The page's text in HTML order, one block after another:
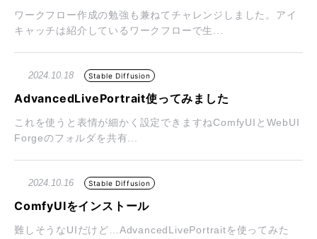
ワークフロー作成の勉強も兼ねてチャレンジしました。アイ
キャッチは紹介しているワークフローで生...
2024.10.18 Stable Diffusion
AdvancedLivePortrait使ってみました
これを使うと表情が細かく設定できますねComfyUIとWebUI
Forgeのフォルダを共有...
2024.10.16 Stable Diffusion
ComfyUIをインストール
難しそうなUIだけど…AdvancedLivePortraitを使ってみた